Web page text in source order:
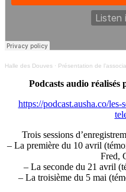
Halle des Douves · Présentation de
Podcasts audio réalisés
https://podcast.ausha.co/
Trois sessions
– La première du 10 avril
Fred,
– La seconde du 21 avril
– La troisième du 5 mai